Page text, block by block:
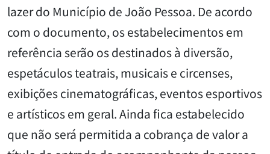
lazer do Município de João Pessoa. De acordo
com o documento, os estabelecimentos em
referência serão os destinados à diversão,
espetáculos teatrais, musicais e circenses,
exibições cinematográficas, eventos esportivos
e artísticos em geral. Ainda fica estabelecido
que não será permitida a cobrança de valor a